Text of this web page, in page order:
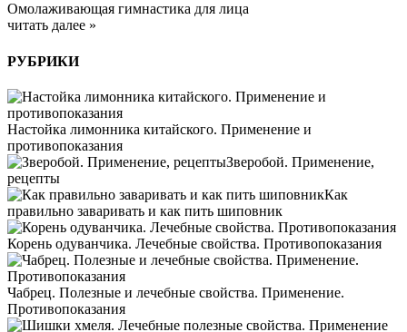
Омолаживающая гимнастика для лица
читать далее »
РУБРИКИ
Настойка лимонника китайского. Применение и
противопоказания
Зверобой. Применение,
рецепты
Как
правильно заваривать и как пить шиповник
Корень одуванчика. Лечебные свойства. Противопоказания
Чабрец. Полезные и лечебные свойства. Применение.
Противопоказания